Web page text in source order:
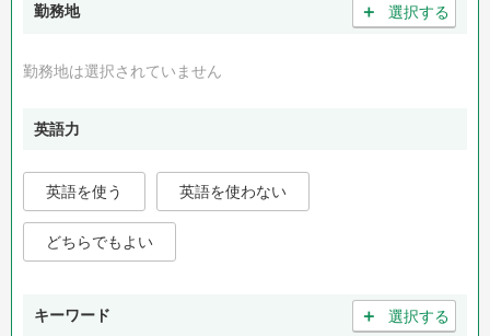
勤務地 ＋ 選択する
勤務地は選択されていません
英語力
英語を使う 英語を使わない
どちらでもよい
キーワード ＋ 選択する